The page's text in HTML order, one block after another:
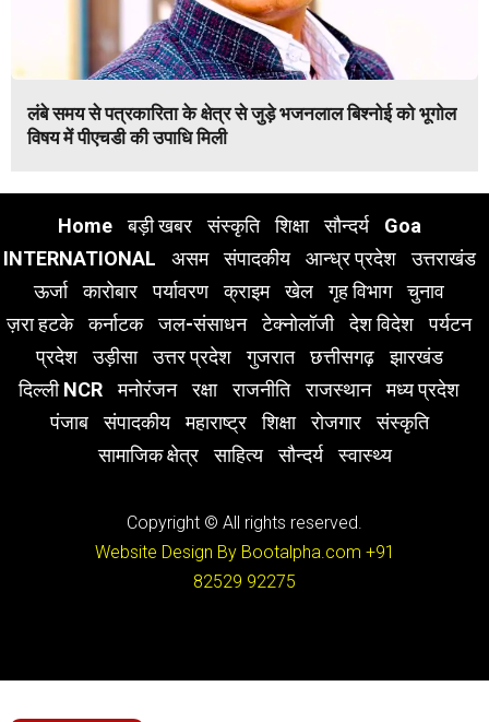
लंबे समय से पत्रकारिता के क्षेत्र से जुड़े भजनलाल बिश्नोई को भूगोल
विषय में पीएचडी की उपाधि मिली
Home बड़ी खबर संस्कृति शिक्षा सौन्दर्य
Goa
INTERNATIONAL
असम संपादकीय आन्ध्र प्रदेश
उत्तराखंड
ऊर्जा
कारोबार पर्यावरण क्राइम खेल गृह विभाग
चुनाव
ज़रा हटके
कर्नाटक जल-संसाधन टेक्नोलॉजी देश विदेश
पर्यटन
प्रदेश
उड़ीसा उत्तर प्रदेश गुजरात छत्तीसगढ़
झारखंड
दिल्ली NCR
मनोरंजन रक्षा राजनीति राजस्थान
मध्य प्रदेश
पंजाब
संपादकीय महाराष्ट्र शिक्षा रोजगार
संस्कृति
सामाजिक क्षेत्र
साहित्य सौन्दर्य स्वास्थ्य
Copyright © All rights reserved.
Website Design By Bootalpha.com +91
82529 92275